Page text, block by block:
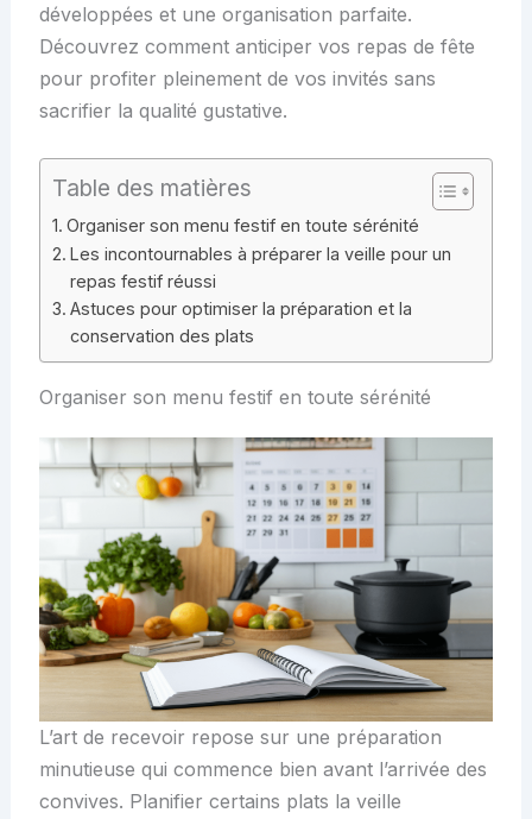
développées et une organisation parfaite.
Découvrez comment anticiper vos repas de fête
pour profiter pleinement de vos invités sans
sacrifier la qualité gustative.
Table des matières
Organiser son menu festif en toute sérénité
Les incontournables à préparer la veille pour un
repas festif réussi
Astuces pour optimiser la préparation et la
conservation des plats
Organiser son menu festif en toute sérénité
L’art de recevoir repose sur une préparation
minutieuse qui commence bien avant l’arrivée des
convives. Planifier certains plats la veille